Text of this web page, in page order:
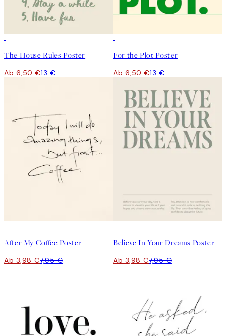
The House Rules Poster
Ab 6,50 €13 €
For the Plot Poster
Ab 6,50 €13 €
After My Coffee Poster
Ab 3,98 €7,95 €
Believe In Your Dreams Poster
Ab 3,98 €7,95 €